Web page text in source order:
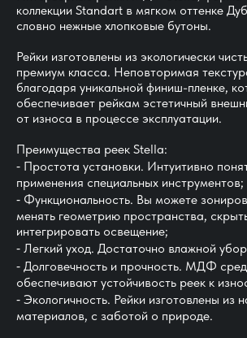
коллекции Standart в мягком оттенке
словно нежные хлопковые бутоны.
Рейки изготовлены из экологически
премиум класса. Неповторимая
благодаря уникальной финиш-пленке,
обеспечивает рейкам эстетичный
от износа в процессе эксплуатации.
Преимущества реек Stella:
⁃ Простота установки. Интуитивно
применения специальных инструментов;
⁃ Функциональность. Вы можете
менять геометрию пространства,
интегрировать освещение;
⁃ Легкий уход. Достаточно влажной
⁃ Долговечность и прочность. МДФ
обеспечивают устойчивость реек к
⁃ Экологичность. Рейки изготовлены из
материалов, с заботой о природе.